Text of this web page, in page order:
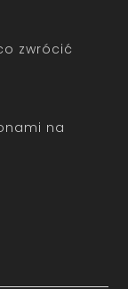
zwrócić
na